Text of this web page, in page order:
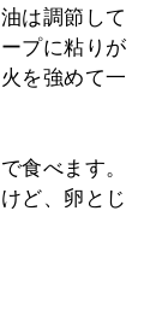
は調節して
プに粘りが
を強めて一
食べます。
ど、卵とじ